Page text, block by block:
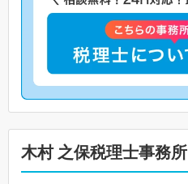
木村 之保税理士事務所